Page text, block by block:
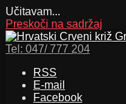
Učitavam...
Preskoči na sadržaj
Tel: 047/ 777 204
RSS
E-mail
Facebook